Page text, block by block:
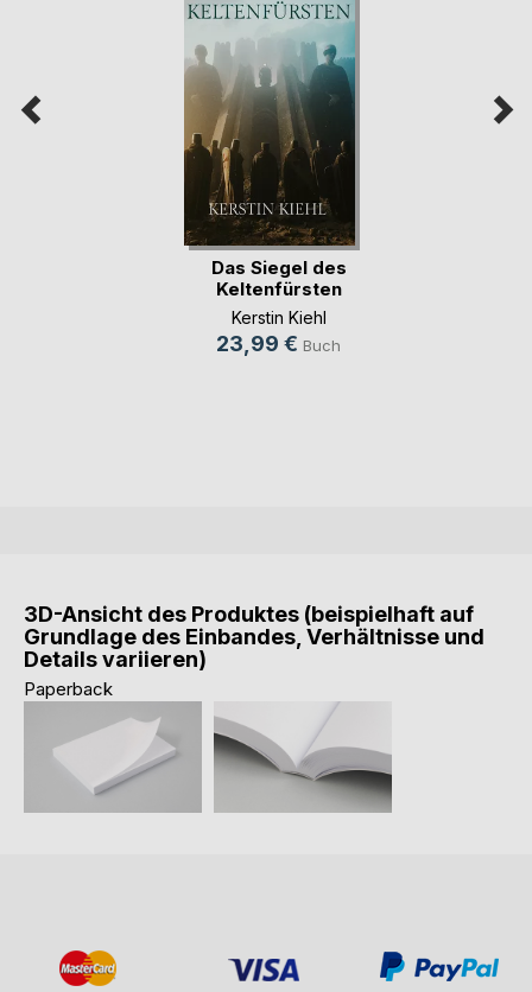
Das Siegel des
Keltenfürsten
Kerstin Kiehl
23,99 € Buch
3D-Ansicht des Produktes (beispielhaft auf
Grundlage des Einbandes, Verhältnisse und
Details variieren)
Paperback